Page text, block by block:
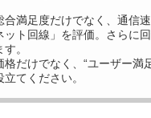
合満足度だけでなく、通信
ット回線」を評価。さらに
す。
格だけでなく、“ユーザー満
立てください。